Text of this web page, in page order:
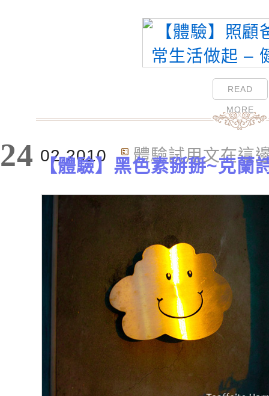
READ
MORE
24 02.2010 體驗試用文在這
【體驗】黑色素掰掰~克蘭